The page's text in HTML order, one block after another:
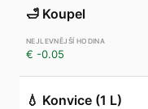
🛁 Koupel
€ -0.05
💧 Konvice (1 L)